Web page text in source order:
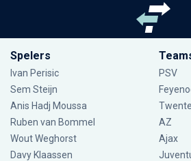
Spelers
Ivan Perisic
Sem Steijn
Anis Hadj Moussa
Ruben van Bommel
Wout Weghorst
Davy Klaassen
PSV
Twente
AZ
Ajax